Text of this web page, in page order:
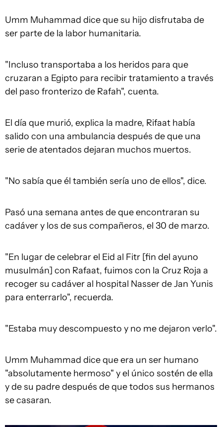
Umm Muhammad dice que su hijo disfrutaba de
ser parte de la labor humanitaria.
"Incluso transportaba a los heridos para que
cruzaran a Egipto para recibir tratamiento a través
del paso fronterizo de Rafah", cuenta.
El día que murió, explica la madre, Rifaat había
salido con una ambulancia después de que una
serie de atentados dejaran muchos muertos.
"No sabía que él también sería uno de ellos", dice.
Pasó una semana antes de que encontraran su
cadáver y los de sus compañeros, el 30 de marzo.
"En lugar de celebrar el Eid al Fitr [fin del ayuno
musulmán] con Rafaat, fuimos con la Cruz Roja a
recoger su cadáver al hospital Nasser de Jan Yunis
para enterrarlo", recuerda.
"Estaba muy descompuesto y no me dejaron verlo".
Umm Muhammad dice que era un ser humano
"absolutamente hermoso" y el único sostén de ella
y de su padre después de que todos sus hermanos
se casaran.